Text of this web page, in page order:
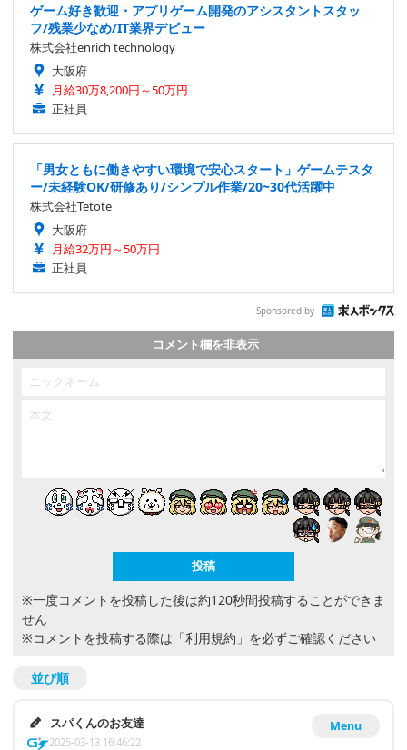
ゲーム好き歓迎・アプリゲーム開発のアシスタントスタッ
フ/残業少なめ/IT業界デビュー
株式会社enrich technology
大阪府
月給30万8,200円～50万円
正社員
「男女ともに働きやすい環境で安心スタート」ゲームテスタ
ー/未経験OK/研修あり/シンプル作業/20~30代活躍中
株式会社Tetote
大阪府
月給32万円～50万円
正社員
Sponsored by
コメント欄を非表示
※一度コメントを投稿した後は約120秒間投稿することができま
せん
※コメントを投稿する際は 「利用規約」 を必ずご確認ください
並び順
Menu
スパくんのお友達
2025-03-13 16:46:22